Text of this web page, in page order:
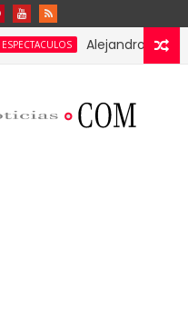
Alejandro Fernández es